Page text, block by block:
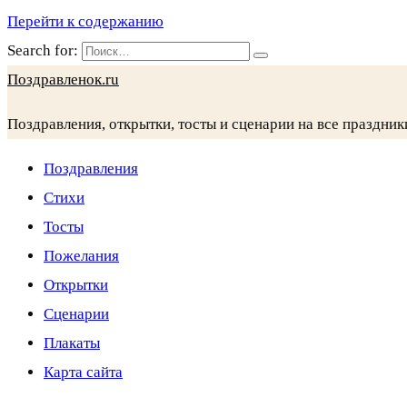
Перейти к содержанию
Search for:
Поздравленок.ru
Поздравления, открытки, тосты и сценарии на все
Поздравления
Стихи
Тосты
Пожелания
Открытки
Сценарии
Плакаты
Карта сайта